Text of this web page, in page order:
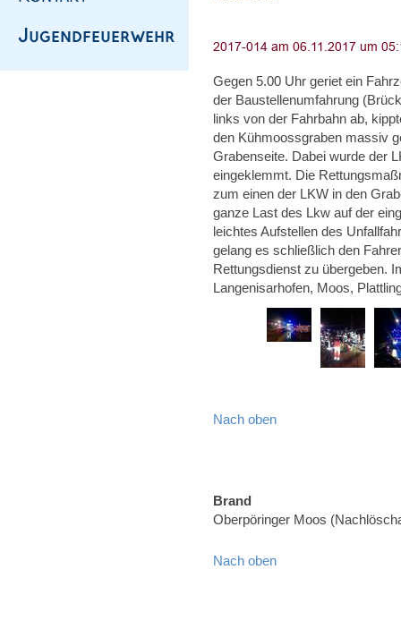
Gegen 5.00 Uhr geriet ein
der Baustellenumfahrung
links von der Fahrbahn ab,
den Kühmoossgraben massiv
Grabenseite. Dabei wurde der
eingeklemmt. Die
zum einen der LKW in den
ganze Last des Lkw auf der
leichtes Aufstellen des
gelang es schließlich den
Rettungsdienst zu übergeben.
Langenisarhofen, Moos,
Nach oben
Brand
Oberpöringer Moos
Nach oben